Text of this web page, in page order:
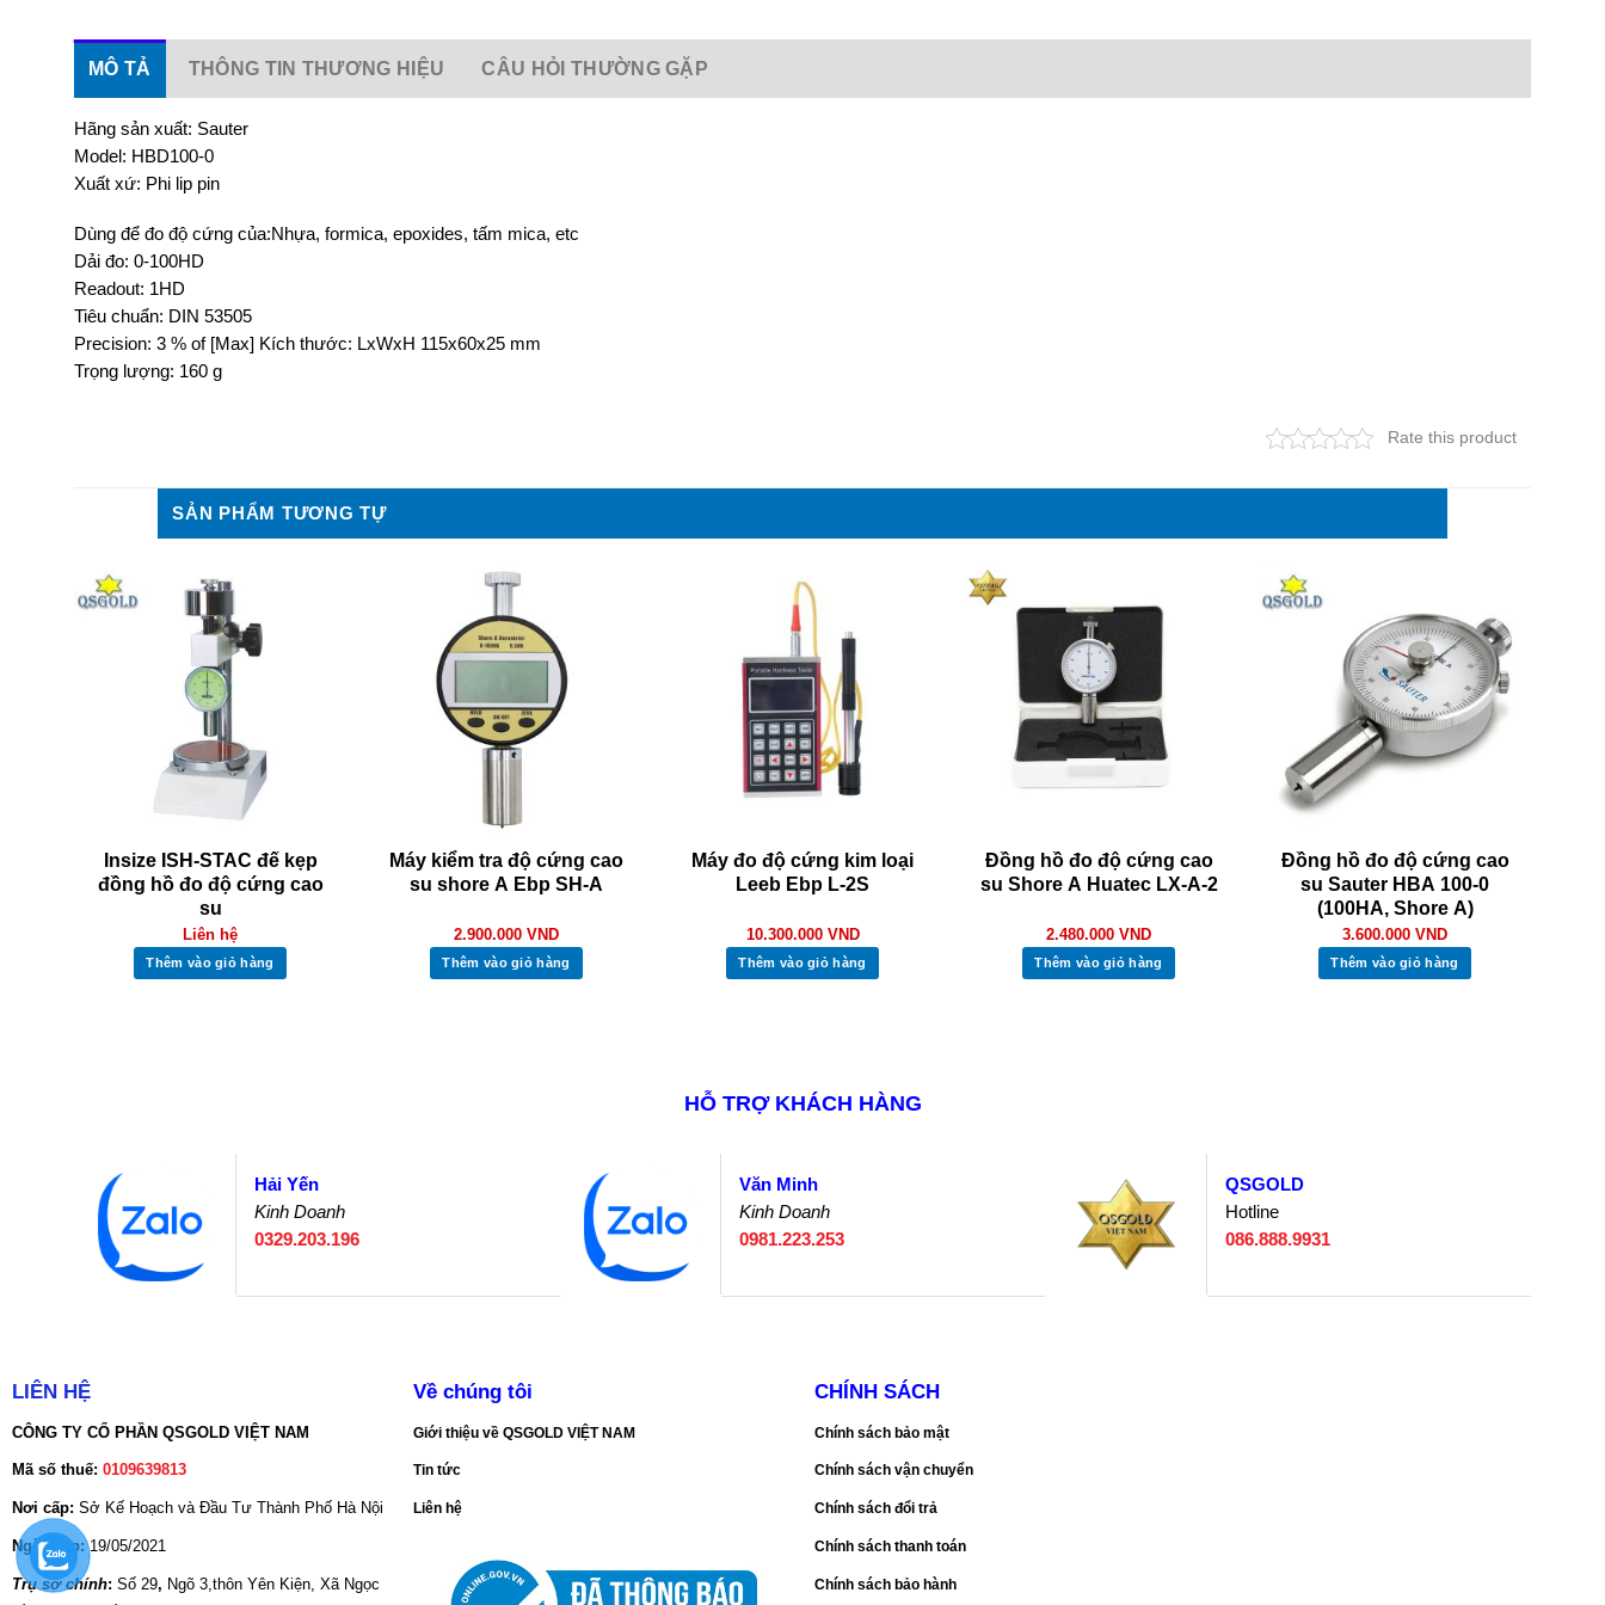
MÔ TẢ THÔNG TIN THƯƠNG HIỆU CÂU HỎI THƯỜNG GẶP
Hãng sản xuất: Sauter
Model: HBD100-0
Xuất xứ: Phi lip pin
Dùng để đo độ cứng của:Nhựa, formica, epoxides, tấm mica, etc
Dải đo: 0-100HD
Readout: 1HD
Tiêu chuẩn: DIN 53505
Precision: 3 % of [Max] Kích thước: LxWxH 115x60x25 mm
Trọng lượng: 160 g
Rate this product
SẢN PHẨM TƯƠNG TỰ
Insize ISH-STAC đế kẹp
đồng hồ đo độ cứng cao
su
Liên hệ
Thêm vào giỏ hàng
Máy kiểm tra độ cứng cao
su shore A Ebp SH-A
2.900.000 VND
Thêm vào giỏ hàng
Máy đo độ cứng kim loại
Leeb Ebp L-2S
10.300.000 VND
Thêm vào giỏ hàng
Đồng hồ đo độ cứng cao
su Shore A Huatec LX-A-2
2.480.000 VND
Thêm vào giỏ hàng
Đồng hồ đo độ cứng cao
su Sauter HBA 100-0
(100HA, Shore A)
3.600.000 VND
Thêm vào giỏ hàng
HỖ TRỢ KHÁCH HÀNG
Hải Yến
Kinh Doanh
0329.203.196
Văn Minh
Kinh Doanh
0981.223.253
QSGOLD
Hotline
086.888.9931
LIÊN HỆ
CÔNG TY CỔ PHẦN QSGOLD VIỆT NAM
Mã số thuế: 0109639813
Nơi cấp: Sở Kế Hoạch và Đầu Tư Thành Phố Hà Nội
Ngày cấp:19/05/2021
Trụ sở chính: Số 29, Ngõ 3,thôn Yên Kiện, Xã Ngọc
Về chúng tôi
Giới thiệu về QSGOLD VIỆT NAM
Tin tức
Liên hệ
CHÍNH SÁCH
Chính sách bảo mật
Chính sách vận chuyển
Chính sách đổi trả
Chính sách thanh toán
Chính sách bảo hành